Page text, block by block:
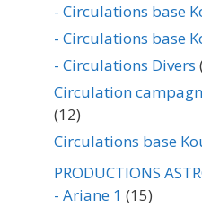
- Circulations base
- Circulations base
- Circulations Divers
Circulation
(12)
Circulations base
PRODUCTIONS
- Ariane 1 (15)